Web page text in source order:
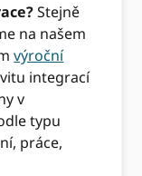
Stejně
na našem
výroční
integrací
v
typu
práce,